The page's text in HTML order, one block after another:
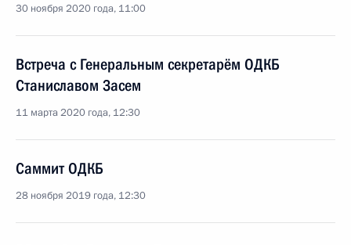
30 ноября 2020 года, 11:00
Встреча с Генеральным секретарём ОДКБ
Станиславом Засем
11 марта 2020 года, 12:30
Саммит ОДКБ
28 ноября 2019 года, 12:30